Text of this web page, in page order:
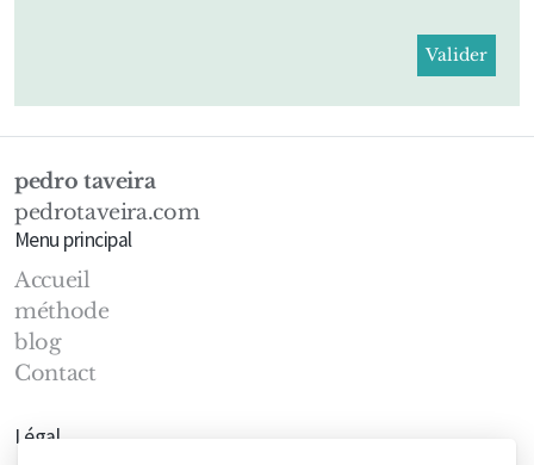
pedro taveira
pedrotaveira.com
Menu principal
Accueil
méthode
blog
Contact
Légal